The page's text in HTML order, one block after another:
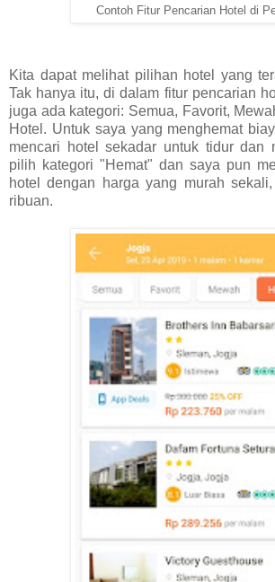
Contoh Fitur Pencarian Hotel di
Kita dapat melihat pilihan hotel yang
Tak hanya itu, di dalam fitur pencarian
juga ada kategori: Semua, Favorit,
Hotel. Untuk saya yang menghemat
mencari hotel sekadar untuk tidur dan
pilih kategori "Hemat" dan saya pun
hotel dengan harga yang murah
ribuan.